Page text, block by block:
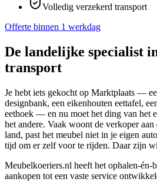
Volledig verzekerd transport
Offerte binnen 1 werkdag
De landelijke specialist
transport
Je hebt iets gekocht op Marktplaats —
designbank, een eikenhouten eettafel,
eethoek — en nu moet het ding van het
het andere. Vaak woont de verkoper aan
land, past het meubel niet in je eigen
tijd om er zelf voor te rijden. Daar zijn
Meubelkoeriers.nl heeft het ophalen-én-
aankopen tot een vaste service